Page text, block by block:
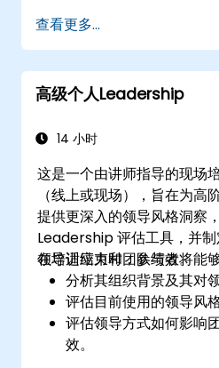
查看更多...
高级个人Leadership
14 小时
这是一个由讲师指导的现场
（线上或现场），旨在为高
提供更深入的领导风格洞察
Leadership 评估工具，并制
领导适应力和团队绩效。
在培训结束时，参与者将能
分析其组织背景及其对
评估目前使用的领导风
评估领导方式如何影响
效。